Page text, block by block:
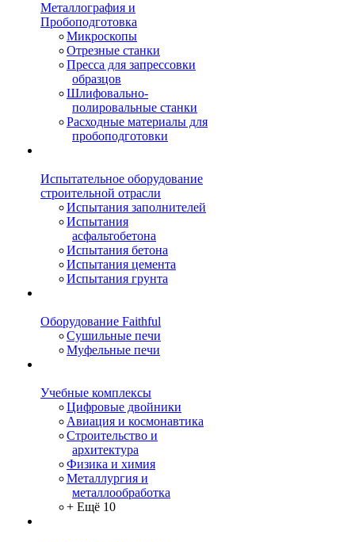
Металлография и
Пробоподготовка
Микроскопы
Отрезные станки
Пресса для запрессовки
образцов
Шлифовально-
полировальные станки
Расходные материалы для
пробоподготовки
Испытательное оборудование
строительной отрасли
Испытания заполнителей
Испытания
асфальтобетона
Испытания бетона
Испытания цемента
Испытания грунта
Оборудование Faithful
Сушильные печи
Муфельные печи
Учебные комплексы
Цифровые двойники
Авиация и космонавтика
Строительство и
архитектура
Физика и химия
Металлургия и
металлообработка
+ Ещё 10